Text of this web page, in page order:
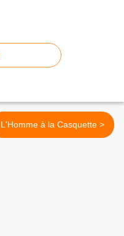
L'Homme à la Casquette >